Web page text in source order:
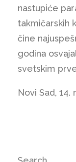
nastupiće
takmičarskih
čine
godina
svetskim
Novi Sad,